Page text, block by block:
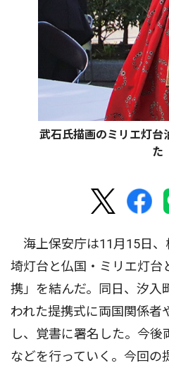
武石氏描画のミリエ灯台
た
海上保安庁は11月15日、
埼灯台と仏国・ミリエ灯台
携」を結んだ。同日、汐入
われた提携式に両国関係者
し、覚書に署名した。今
などを行っていく。今回の